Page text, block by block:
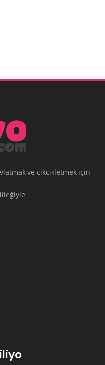
ve cikcikletmek için